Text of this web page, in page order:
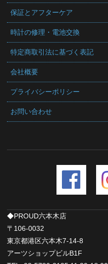
保証とアフターケア
時計の修理・電池交換
特定商取引法に基づく表記
会社概要
プライバシーポリシー
お問い合わせ
◆PROUD六本木店
〒106-0032
東京都港区六本木7-14-8
アーツショップビルB1F